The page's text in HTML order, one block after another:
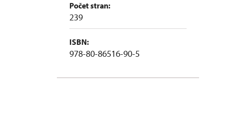
Počet stran:
239
ISBN:
978-80-86516-90-5